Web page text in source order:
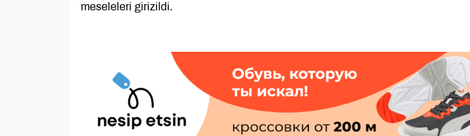
meseleleri girizildi.